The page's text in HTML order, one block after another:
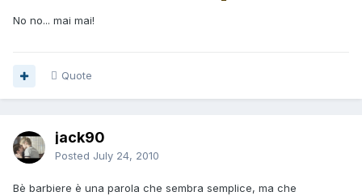
No no... mai mai!
Quote
jack90
Posted July 24, 2010
Bè barbiere è una parola che sembra semplice, ma che